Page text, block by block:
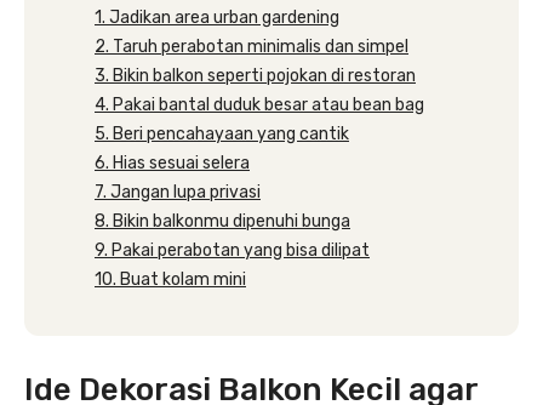
1. Jadikan area urban gardening
2. Taruh perabotan minimalis dan simpel
3. Bikin balkon seperti pojokan di restoran
4. Pakai bantal duduk besar atau bean bag
5. Beri pencahayaan yang cantik
6. Hias sesuai selera
7. Jangan lupa privasi
8. Bikin balkonmu dipenuhi bunga
9. Pakai perabotan yang bisa dilipat
10. Buat kolam mini
Ide Dekorasi Balkon Kecil agar